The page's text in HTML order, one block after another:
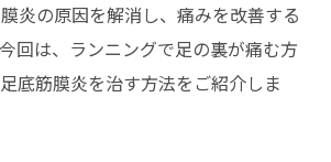
炎の原因を解消し、痛みを改善する
回は、ランニングで足の裏が痛む方
底筋膜炎を治す方法をご紹介しま